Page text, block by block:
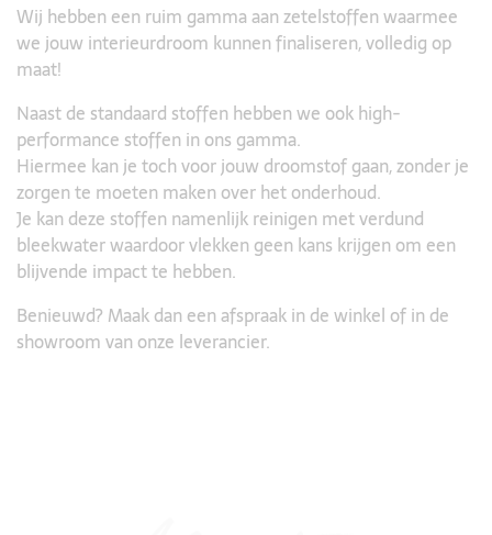
Wij hebben een ruim gamma aan zetelstoffen waarmee
we jouw interieurdroom kunnen finaliseren, volledig op
maat!
Naast de standaard stoffen hebben we ook high-
performance stoffen in ons gamma.
Hiermee kan je toch voor jouw droomstof gaan, zonder je
zorgen te moeten maken over het onderhoud.
Je kan deze stoffen namenlijk reinigen met verdund
bleekwater waardoor vlekken geen kans krijgen om een
blijvende impact te hebben.
Benieuwd? Maak dan een afspraak in de winkel of in de
showroom van onze leverancier.